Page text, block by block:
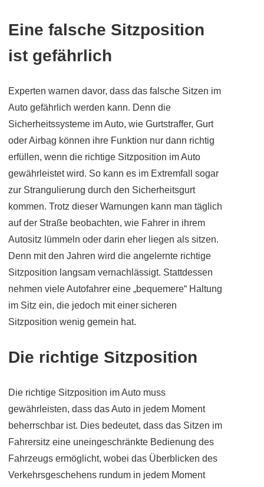
Eine falsche Sitzposition
ist gefährlich
Experten warnen davor, dass das falsche Sitzen im
Auto gefährlich werden kann. Denn die
Sicherheitssysteme im Auto, wie Gurtstraffer, Gurt
oder Airbag können ihre Funktion nur dann richtig
erfüllen, wenn die richtige Sitzposition im Auto
gewährleistet wird. So kann es im Extremfall sogar
zur Strangulierung durch den Sicherheitsgurt
kommen. Trotz dieser Warnungen kann man täglich
auf der Straße beobachten, wie Fahrer in ihrem
Autositz lümmeln oder darin eher liegen als sitzen.
Denn mit den Jahren wird die angelernte richtige
Sitzposition langsam vernachlässigt. Stattdessen
nehmen viele Autofahrer eine „bequemere“ Haltung
im Sitz ein, die jedoch mit einer sicheren
Sitzposition wenig gemein hat.
Die richtige Sitzposition
Die richtige Sitzposition im Auto muss
gewährleisten, dass das Auto in jedem Moment
beherrschbar ist. Dies bedeutet, dass das Sitzen im
Fahrersitz eine uneingeschränkte Bedienung des
Fahrzeugs ermöglicht, wobei das Überblicken des
Verkehrsgeschehens rundum in jedem Moment